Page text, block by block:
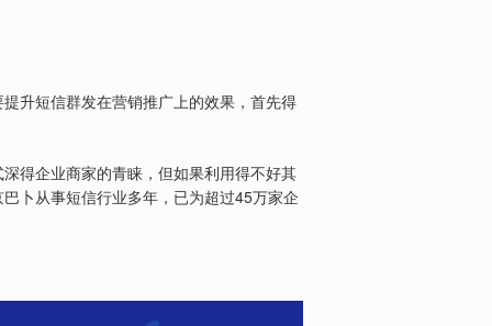
升短信群发在营销推广上的效果，首先得
得企业商家的青睐，但如果利用得不好其
卜从事短信行业多年，已为超过45万家企